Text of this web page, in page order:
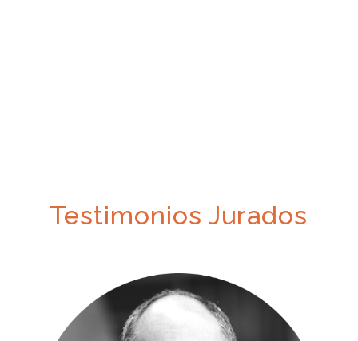
Testimonios Jurados